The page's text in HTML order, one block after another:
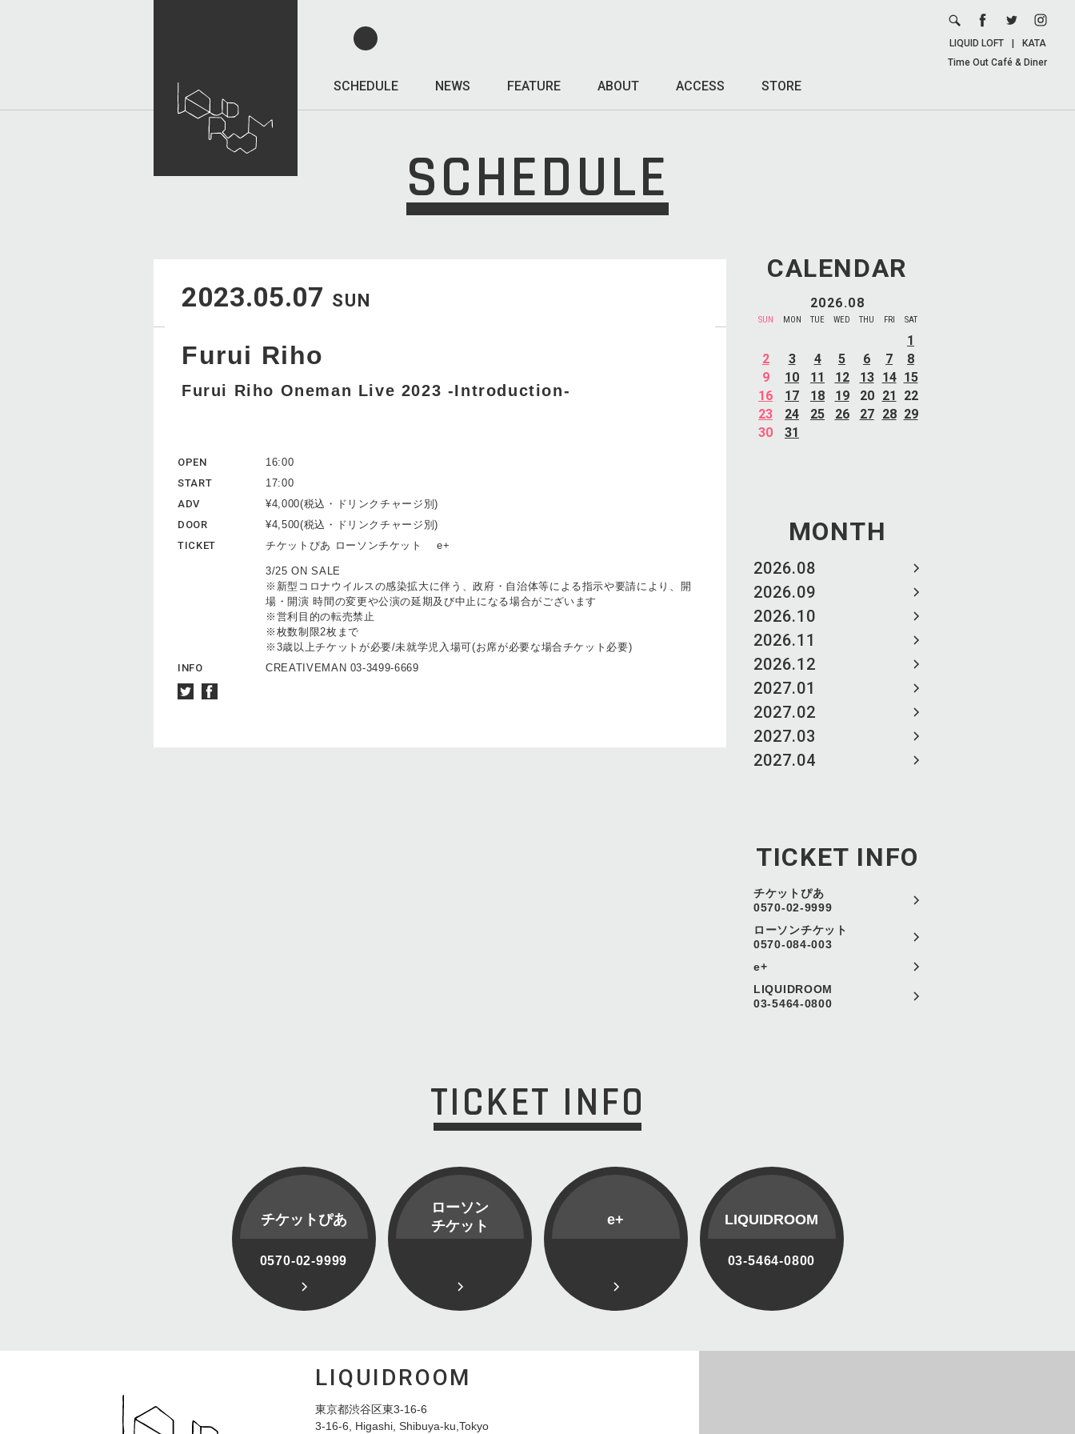
SCHEDULE NEWS FEATURE ABOUT ACCESS STORE
LIQUID LOFT
KATA
Time Out Café & Diner
SCHEDULE
CALENDAR
2026.08
SUN MON TUE WED THU FRI SAT
1
2
3 4 5 6 7
8
9
10 11 12 13 14 15
16
17 18 19 20 21
22
23
24 25 26 27 28 29
30
31
MONTH
2026.08
2026.09
2026.10
2026.11
2026.12
2027.01
2027.02
2027.03
2027.04
TICKET INFO
チケットぴあ
0570-02-9999
ローソンチケット
0570-084-003
e+
LIQUIDROOM
03-5464-0800
2023.05.07 SUN
Furui Riho
Furui Riho Oneman Live 2023 -Introduction-
OPEN
16:00
START
17:00
ADV
¥4,000(税込・ドリンクチャージ別)
DOOR
¥4,500(税込・ドリンクチャージ別)
TICKET
チケットぴあ ローソンチケット e+
3/25 ON SALE
※新型コロナウイルスの感染拡大に伴う、政府・自治体等による指示や要請により、開
場・開演 時間の変更や公演の延期及び中止になる場合がございます
※営利目的の転売禁止
※枚数制限2枚まで
※3歳以上チケットが必要/未就学児入場可(お席が必要な場合チケット必要)
INFO
CREATIVEMAN 03-3499-6669
TICKET INFO
チケットぴあ
0570-02-9999
ローソン
チケット
e+ LIQUIDROOM
03-5464-0800
LIQUIDROOM
東京都渋谷区東3-16-6
3-16-6, Higashi, Shibuya-ku,Tokyo